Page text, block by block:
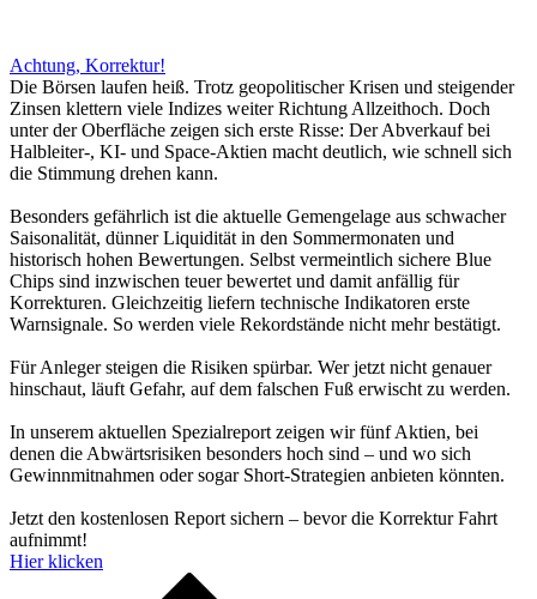
Achtung, Korrektur!
Die Börsen laufen heiß. Trotz geopolitischer Krisen und steigender
Zinsen klettern viele Indizes weiter Richtung Allzeithoch. Doch
unter der Oberfläche zeigen sich erste Risse: Der Abverkauf bei
Halbleiter-, KI- und Space-Aktien macht deutlich, wie schnell sich
die Stimmung drehen kann.
Besonders gefährlich ist die aktuelle Gemengelage aus schwacher
Saisonalität, dünner Liquidität in den Sommermonaten und
historisch hohen Bewertungen. Selbst vermeintlich sichere Blue
Chips sind inzwischen teuer bewertet und damit anfällig für
Korrekturen. Gleichzeitig liefern technische Indikatoren erste
Warnsignale. So werden viele Rekordstände nicht mehr bestätigt.
Für Anleger steigen die Risiken spürbar. Wer jetzt nicht genauer
hinschaut, läuft Gefahr, auf dem falschen Fuß erwischt zu werden.
In unserem aktuellen Spezialreport zeigen wir fünf Aktien, bei
denen die Abwärtsrisiken besonders hoch sind – und wo sich
Gewinnmitnahmen oder sogar Short-Strategien anbieten könnten.
Jetzt den kostenlosen Report sichern – bevor die Korrektur Fahrt
aufnimmt!
Hier klicken